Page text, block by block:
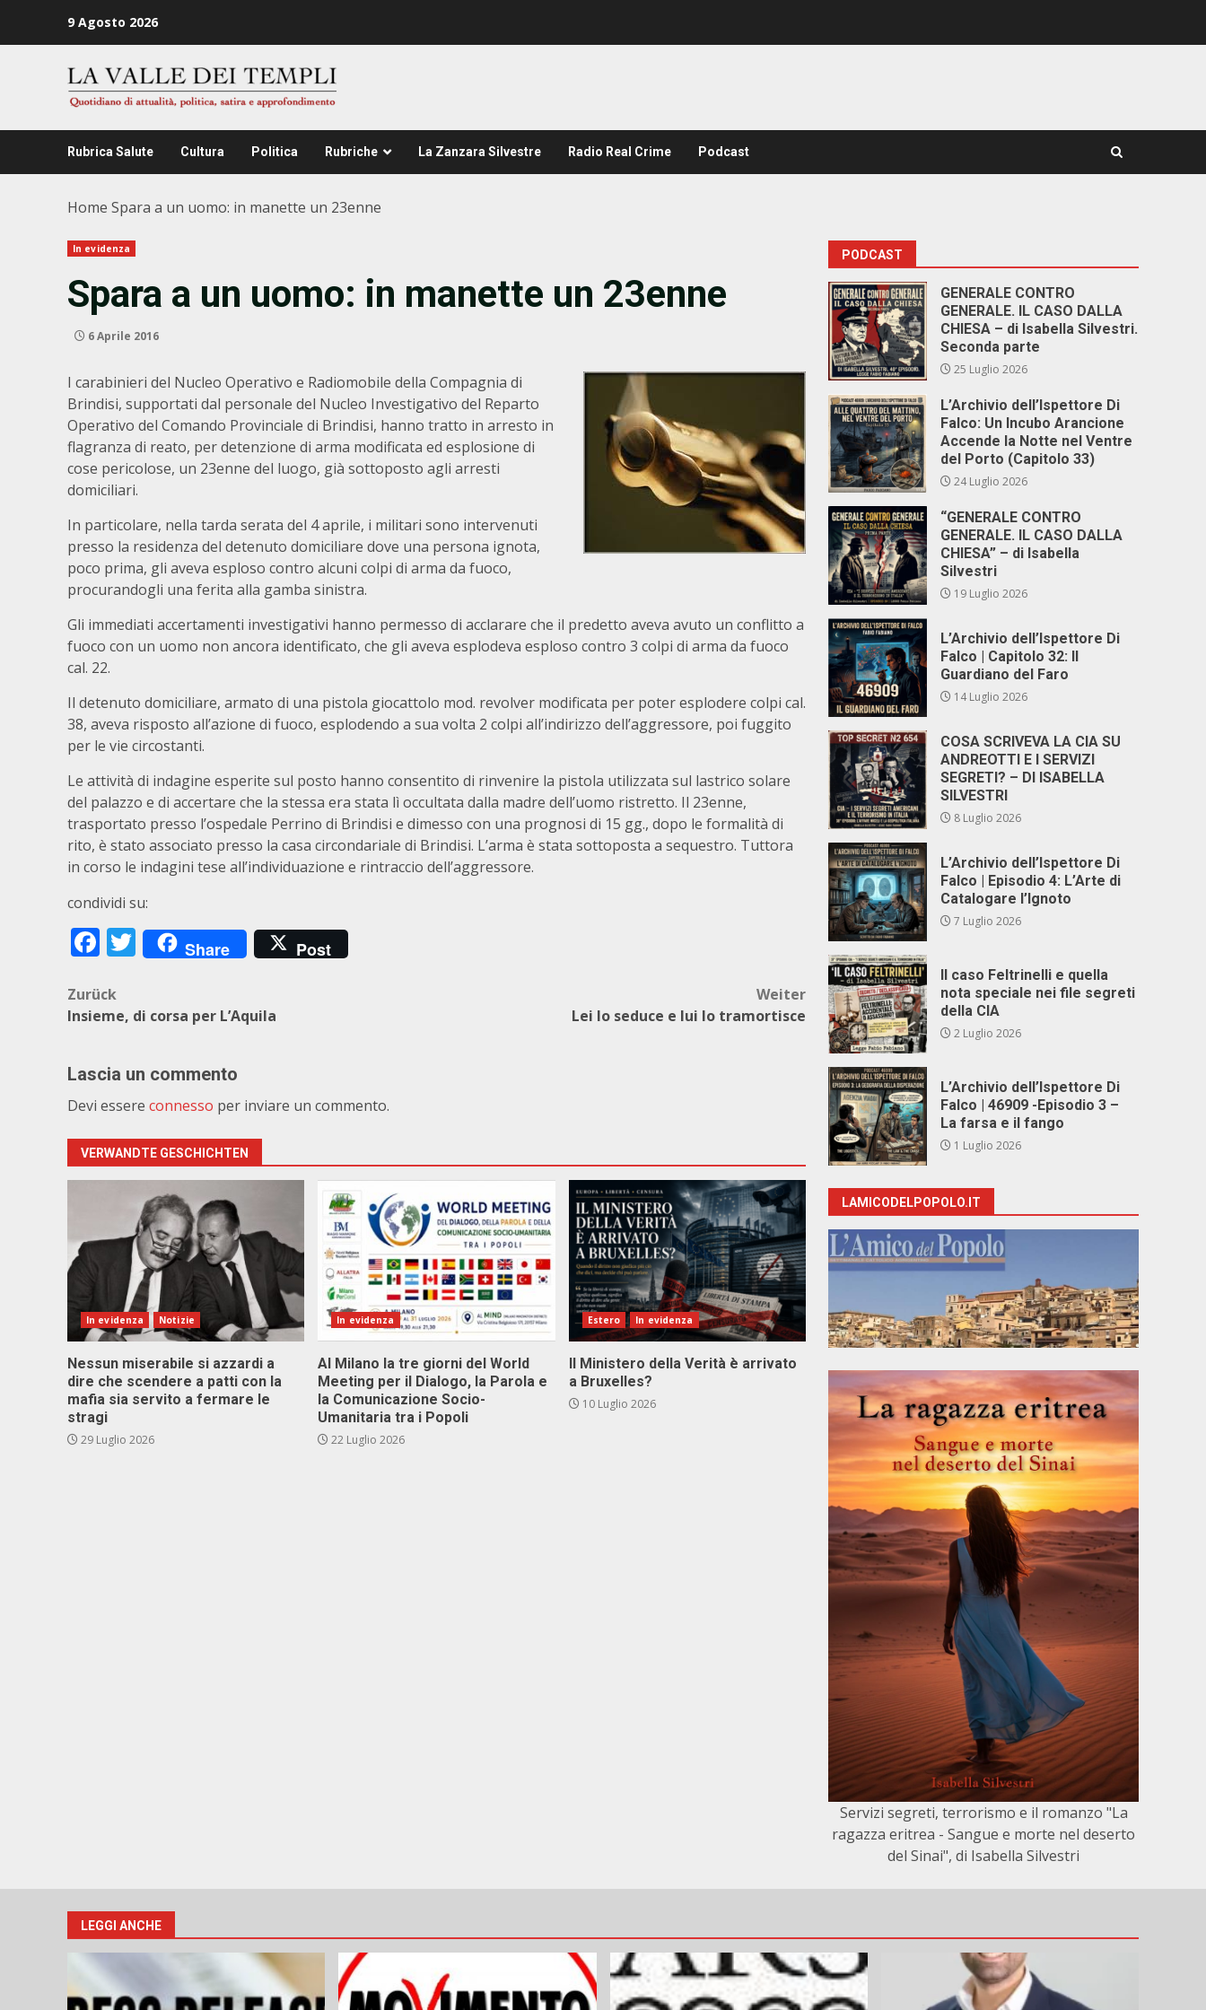
9 Agosto 2026
Rubrica Salute Cultura Politica Rubriche La Zanzara Silvestre Radio Real Crime Podcast
Home Spara a un uomo: in manette un 23enne
In evidenza
Spara a un uomo: in manette un 23enne
6 Aprile 2016
I carabinieri del Nucleo Operativo e Radiomobile della Compagnia di
Brindisi, supportati dal personale del Nucleo Investigativo del Reparto
Operativo del Comando Provinciale di Brindisi, hanno tratto in arresto in
flagranza di reato, per detenzione di arma modificata ed esplosione di
cose pericolose, un 23enne del luogo, già sottoposto agli arresti
domiciliari.
In particolare, nella tarda serata del 4 aprile, i militari sono intervenuti
presso la residenza del detenuto domiciliare dove una persona ignota,
poco prima, gli aveva esploso contro alcuni colpi di arma da fuoco,
procurandogli una ferita alla gamba sinistra.
Gli immediati accertamenti investigativi hanno permesso di acclarare che il predetto aveva avuto un conflitto a
fuoco con un uomo non ancora identificato, che gli aveva esplodeva esploso contro 3 colpi di arma da fuoco
cal. 22.
Il detenuto domiciliare, armato di una pistola giocattolo mod. revolver modificata per poter esplodere colpi cal.
38, aveva risposto all’azione di fuoco, esplodendo a sua volta 2 colpi all’indirizzo dell’aggressore, poi fuggito
per le vie circostanti.
Le attività di indagine esperite sul posto hanno consentito di rinvenire la pistola utilizzata sul lastrico solare
del palazzo e di accertare che la stessa era stata lì occultata dalla madre dell’uomo ristretto. Il 23enne,
trasportato presso l’ospedale Perrino di Brindisi e dimesso con una prognosi di 15 gg., dopo le formalità di
rito, è stato associato presso la casa circondariale di Brindisi. L’arma è stata sottoposta a sequestro. Tuttora
in corso le indagini tese all’individuazione e rintraccio dell’aggressore.
condividi su:
Facebook
Twitter
Share Post
Beitragsnavigation
Zurück
Insieme, di corsa per L’Aquila
Weiter
Lei lo seduce e lui lo tramortisce
Lascia un commento
Devi essere connesso per inviare un commento.
VERWANDTE GESCHICHTEN
In evidenza Notizie
Nessun miserabile si azzardi a
dire che scendere a patti con la
mafia sia servito a fermare le
stragi
29 Luglio 2026
In evidenza
Al Milano la tre giorni del World
Meeting per il Dialogo, la Parola e
la Comunicazione Socio-
Umanitaria tra i Popoli
22 Luglio 2026
Estero In evidenza
Il Ministero della Verità è arrivato
a Bruxelles?
10 Luglio 2026
PODCAST
GENERALE CONTRO
GENERALE. IL CASO DALLA
CHIESA – di Isabella Silvestri.
Seconda parte
25 Luglio 2026
L’Archivio dell’Ispettore Di
Falco: Un Incubo Arancione
Accende la Notte nel Ventre
del Porto (Capitolo 33)
24 Luglio 2026
“GENERALE CONTRO
GENERALE. IL CASO DALLA
CHIESA” – di Isabella
Silvestri
19 Luglio 2026
L’Archivio dell’Ispettore Di
Falco | Capitolo 32: Il
Guardiano del Faro
14 Luglio 2026
COSA SCRIVEVA LA CIA SU
ANDREOTTI E I SERVIZI
SEGRETI? – DI ISABELLA
SILVESTRI
8 Luglio 2026
L’Archivio dell’Ispettore Di
Falco | Episodio 4: L’Arte di
Catalogare l’Ignoto
7 Luglio 2026
Il caso Feltrinelli e quella
nota speciale nei file segreti
della CIA
2 Luglio 2026
L’Archivio dell’Ispettore Di
Falco | 46909 -Episodio 3 –
La farsa e il fango
1 Luglio 2026
LAMICODELPOPOLO.IT
Servizi segreti, terrorismo e il romanzo "La
ragazza eritrea - Sangue e morte nel deserto
del Sinai", di Isabella Silvestri
LEGGI ANCHE